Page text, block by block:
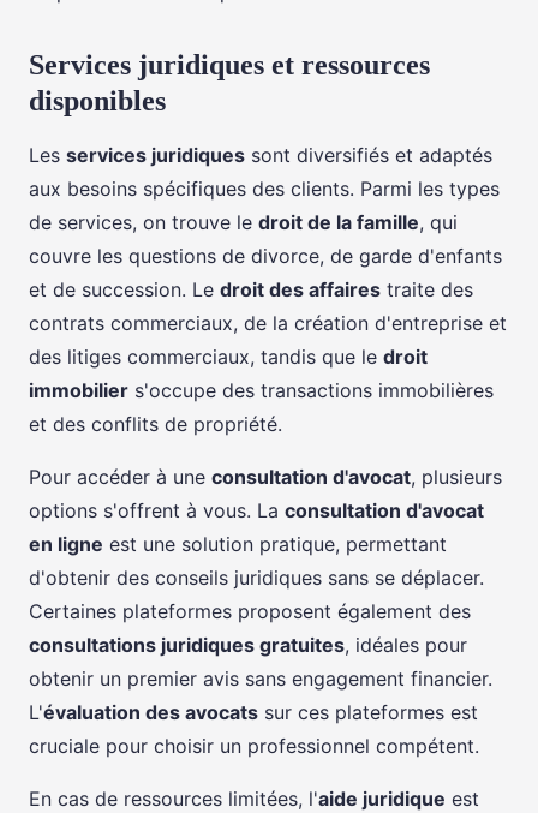
Services juridiques et ressources
disponibles
Les services juridiques sont diversifiés et adaptés
aux besoins spécifiques des clients. Parmi les types
de services, on trouve le droit de la famille, qui
couvre les questions de divorce, de garde d'enfants
et de succession. Le droit des affaires traite des
contrats commerciaux, de la création d'entreprise et
des litiges commerciaux, tandis que le droit
immobilier s'occupe des transactions immobilières
et des conflits de propriété.
Pour accéder à une consultation d'avocat, plusieurs
options s'offrent à vous. La consultation d'avocat
en ligne est une solution pratique, permettant
d'obtenir des conseils juridiques sans se déplacer.
Certaines plateformes proposent également des
consultations juridiques gratuites, idéales pour
obtenir un premier avis sans engagement financier.
L'évaluation des avocats sur ces plateformes est
cruciale pour choisir un professionnel compétent.
En cas de ressources limitées, l'aide juridique est